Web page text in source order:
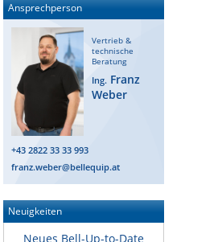
Ansprechperson
Vertrieb &
technische
Beratung
Ing. Franz
Weber
+43 2822 33 33 993
franz.weber@bellequip.at
Neuigkeiten
Neues Bell-Up-to-Date